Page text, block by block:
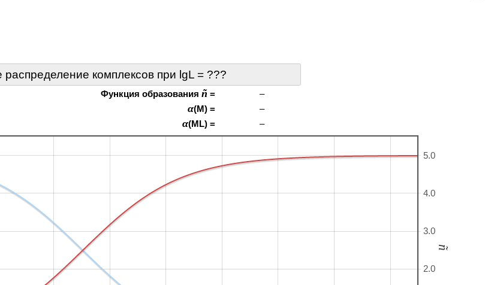
распределение комплексов при lgL = ???
Функция образования ñ = –
α(M) = –
α(ML) = –
2.0
3.0
4.0
5.0
ñ